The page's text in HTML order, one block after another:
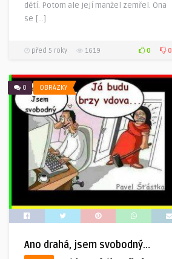
dětí. Potom ale její manžel zemřel. Ona
se […]
před 5 roky 1619 0 0
0 OBRÁZKY
Ano drahá, jsem svobodný…